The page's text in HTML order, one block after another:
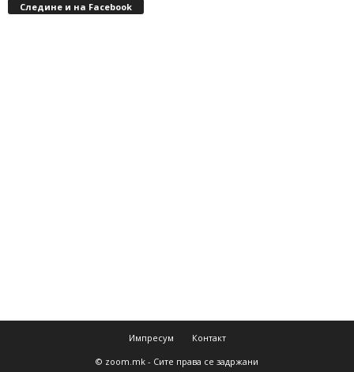
Следине и на Facebook
Импресум
Контакт
© zoom.mk - Сите права се задржани